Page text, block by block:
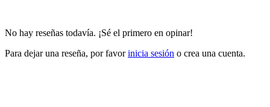
No hay reseñas todavía. ¡Sé el primero en opinar!
Para dejar una reseña, por favorinicia sesión o crea una cuenta.